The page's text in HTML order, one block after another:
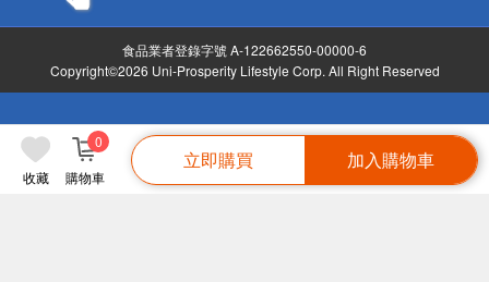
收藏 購物車
0
立即購買 加入購物車
食品業者登錄字號 A-122662550-00000-6
Copyright©2026 Uni-Prosperity Lifestyle Corp. All Right Reserved